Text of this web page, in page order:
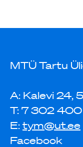
MTÜ Tartu
A: Kalevi 24,
T: 7 302 400
E: tym@ut.ee
Facebook